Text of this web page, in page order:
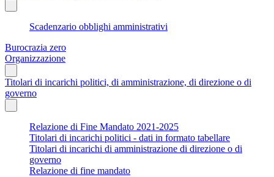
Scadenzario obblighi amministrativi
Burocrazia zero
Organizzazione
Titolari di incarichi politici, di amministrazione, di direzione o di
governo
Relazione di Fine Mandato 2021-2025
Titolari di incarichi politici - dati in formato tabellare
Titolari di incarichi di amministrazione di direzione o di
governo
Relazione di fine mandato